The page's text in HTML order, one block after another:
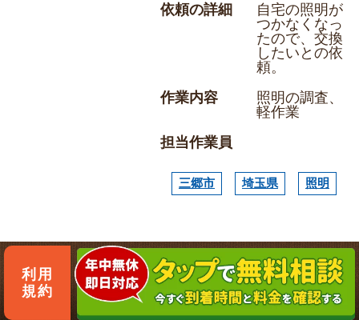
依頼の詳細
自宅の照明が
つかなくなっ
たので、交換
したいとの依
頼。
作業内容
照明の調査、
軽作業
担当作業員
三郷市 埼玉県 照明
利用
規約